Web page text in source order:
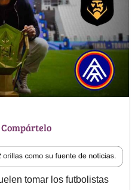
TCompártelo
tomar los futbolistas